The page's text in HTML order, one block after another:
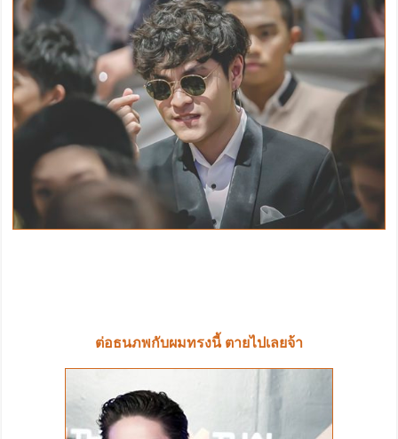
ต่อธนภพกับผมทรงนี้ ตายไปเลยจ้า